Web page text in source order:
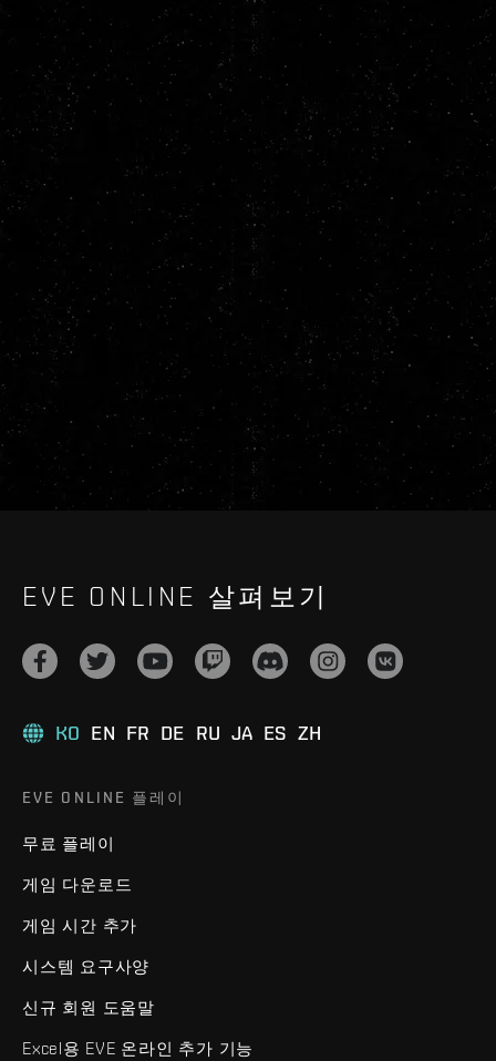
EVE ONLINE 살펴보기
KO EN FR DE RU JA ES ZH
EVE ONLINE 플레이
무료 플레이
게임 다운로드
게임 시간 추가
시스템 요구사양
신규 회원 도움말
Excel용 EVE 온라인 추가 기능